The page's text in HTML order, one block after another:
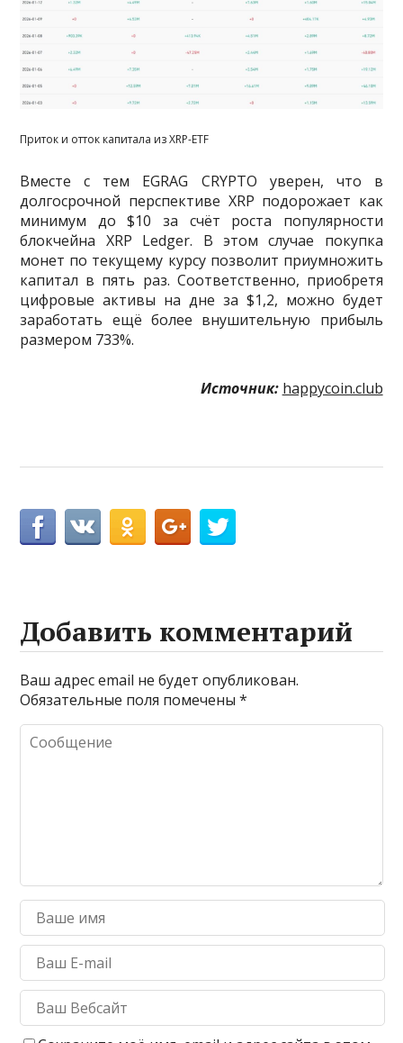
Приток и отток капитала из XRP-ETF
Вместе с тем EGRAG CRYPTO уверен, что в
долгосрочной перспективе XRP подорожает как
минимум до $10 за счёт роста популярности
блокчейна XRP Ledger. В этом случае покупка
монет по текущему курсу позволит приумножить
капитал в пять раз. Соответственно, приобретя
цифровые активы на дне за $1,2, можно будет
заработать ещё более внушительную прибыль
размером 733%.
Источник: happycoin.club
Добавить комментарий
Ваш адрес email не будет опубликован.
Обязательные поля помечены*